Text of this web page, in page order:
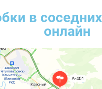
в
онлайн